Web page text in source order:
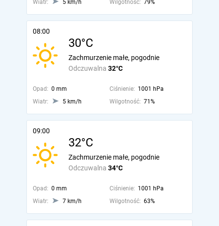
Wiatr: 5 km/h Wilgotność: 79%
08:00
30°C
Odczuwalna 32°C
Zachmurzenie małe, pogodnie
Opad: 0 mm Ciśnienie: 1001 hPa
Wiatr:
5 km/h Wilgotność: 71%
09:00
32°C
Odczuwalna 34°C
Zachmurzenie małe, pogodnie
Opad: 0 mm Ciśnienie: 1001 hPa
Wiatr:
7 km/h Wilgotność: 63%